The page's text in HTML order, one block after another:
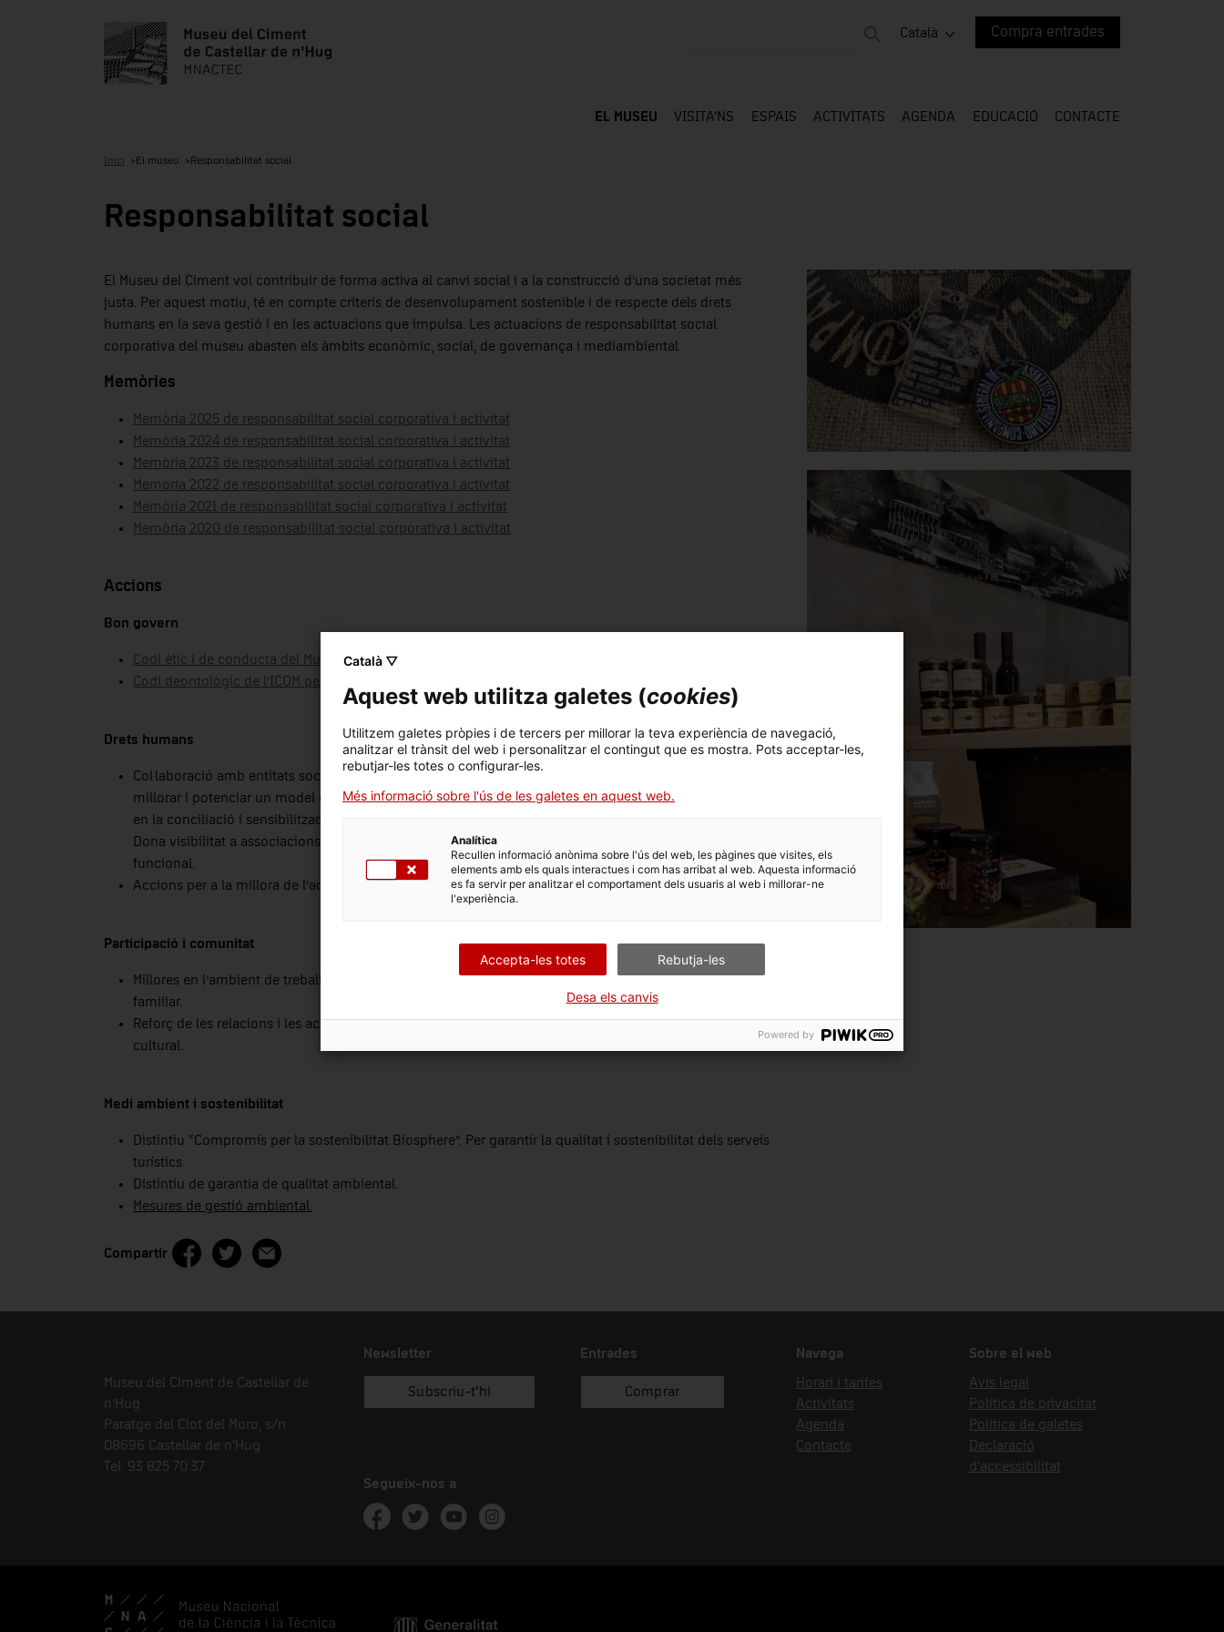
Català Compra entrades
EL MUSEU VISITA'NS ESPAIS ACTIVITATS AGENDA EDUCACIÓ CONTACTE
Inici El museu Responsabilitat social
Responsabilitat social
El Museu del Ciment vol contribuir de forma activa al canvi social i a la construcció d’una societat més
justa. Per aquest motiu, té en compte criteris de desenvolupament sostenible i de respecte dels drets
humans en la seva gestió i en les actuacions que impulsa. Les actuacions de responsabilitat social
corporativa del museu abasten els àmbits econòmic, social, de governança i mediambiental.
Memòries
Memòria 2025 de responsabilitat social corporativa i activitat
Memòria 2024 de responsabilitat social corporativa i activitat
Memòria 2023 de responsabilitat social corporativa i activitat
Memòria 2022 de responsabilitat social corporativa i activitat
Memòria 2021 de responsabilitat social corporativa i activitat
Memòria 2020 de responsabilitat social corporativa i activitat
Accions
Bon govern
Codi ètic i de conducta del Museu Nacional de la Ciència i la Tècnica de Catalunya (MNACTEC
Codi deontològic de l’ICOM per als museus
Drets humans
Col·laboració amb entitats socials comarcals. El museu vol aconseguir, a través de la seva gestió,
millorar i potenciar un model de desenvolupament més ètic i sostenible. Vol establir vincles i sinèrgies
en la conciliació i sensibilització de la diversitat social dins la comarca amb altres organitzacions.
Dona visibilitat a associacions, entitats i serveis del Berguedà destinats a persones amb diversitat
funcional.
Accions per a la millora de l’accessibilitat al museu.
Participació i comunitat
Millores en l’ambient de treball i la comunicació interna. Èmfasi en les mesures de conciliació laboral i
familiar.
Reforç de les relacions i les accions amb les comunitats. En especial amb la comunitat educativa i
cultural.
Medi ambient i sostenibilitat
Distintiu “Compromís per la sostenibilitat Biosphere”. Per garantir la qualitat i sostenibilitat dels serveis
turístics.
Distintiu de garantia de qualitat ambiental.
Mesures de gestió ambiental.
Compartir
Museu del Ciment de Castellar de
n’Hug
Paratge del Clot del Moro, s/n
08696 Castellar de n'Hug
Tel: 93 825 70 37
Newsletter
Subscriu-t'hi
Entrades
Comprar
Segueix-nos a
Navega
Horari i tarifes
Activitats
Agenda
Contacte
Sobre el web
Avís legal
Política de privacitat
Política de galetes
Declaració
d'accessibilitat
Català ▽
Aquest web utilitza galetes (cookies)
Utilitzem galetes pròpies i de tercers per millorar la teva experiència de navegació,
analitzar el trànsit del web i personalitzar el contingut que es mostra. Pots acceptar-les,
rebutjar-les totes o configurar-les.
Més informació sobre l'ús de les galetes en aquest web.
Analítica
Recullen informació anònima sobre l'ús del web, les pàgines que visites, els
elements amb els quals interactues i com has arribat al web. Aquesta informació
es fa servir per analitzar el comportament dels usuaris al web i millorar-ne
l'experiència.
Accepta-les totes Rebutja-les
Desa els canvis
Powered by